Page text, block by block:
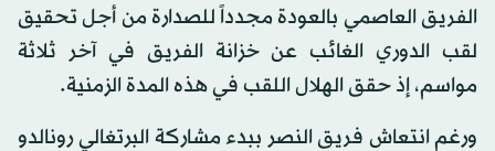
الفريق العاصمي بالعودة مجدداً للصدارة من أجل تحقيق
لقب الدوري الغائب عن خزانة الفريق في آخر ثلاثة
مواسم، إذ حقق الهلال اللقب في هذه المدة الزمنية.
ورغم انتعاش فريق النصر ببدء مشاركة البرتغالي رونالدو